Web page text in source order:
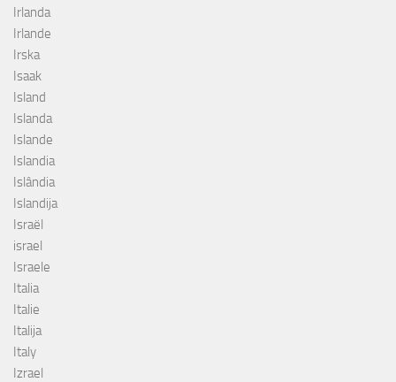
Irlanda
Irlande
Irska
Isaak
Island
Islanda
Islande
Islandia
Islândia
Islandija
Israël
israel
Israele
Italia
Italie
Italija
Italy
Izrael